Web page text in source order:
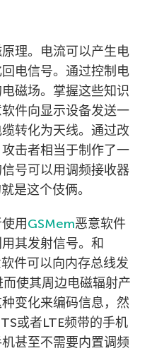
理。电流可以产生电
电信号。通过控制电
磁场。掌握这些知识
件向显示设备发送一
转化为天线。通过改
击者相当于制作了一
号可以用调频接收器
是这个伎俩。
用GSMem恶意软件
其发射信号。和
件可以向内存总线发
使其周边电磁辐射产
变化来编码信息，然
或者LTE频带的手机
甚至不需要内置调频